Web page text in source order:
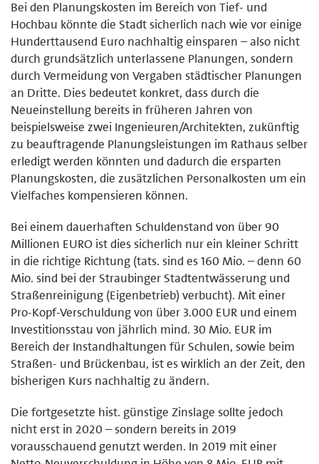
Bei den Planungskosten im Bereich von Tief- und
Hochbau könnte die Stadt sicherlich nach wie vor einige
Hunderttausend Euro nachhaltig einsparen – also nicht
durch grundsätzlich unterlassene Planungen, sondern
durch Vermeidung von Vergaben städtischer Planungen
an Dritte. Dies bedeutet konkret, dass durch die
Neueinstellung bereits in früheren Jahren von
beispielsweise zwei Ingenieuren/Architekten, zukünftig
zu beauftragende Planungsleistungen im Rathaus selber
erledigt werden könnten und dadurch die ersparten
Planungskosten, die zusätzlichen Personalkosten um ein
Vielfaches kompensieren können.
Bei einem dauerhaften Schuldenstand von über 90
Millionen EURO ist dies sicherlich nur ein kleiner Schritt
in die richtige Richtung (tats. sind es 160 Mio. – denn 60
Mio. sind bei der Straubinger Stadtentwässerung und
Straßenreinigung (Eigenbetrieb) verbucht). Mit einer
Pro-Kopf-Verschuldung von über 3.000 EUR und einem
Investitionsstau von jährlich mind. 30 Mio. EUR im
Bereich der Instandhaltungen für Schulen, sowie beim
Straßen- und Brückenbau, ist es wirklich an der Zeit, den
bisherigen Kurs nachhaltig zu ändern.
Die fortgesetzte hist. günstige Zinslage sollte jedoch
nicht erst in 2020 – sondern bereits in 2019
vorausschauend genutzt werden. In 2019 mit einer